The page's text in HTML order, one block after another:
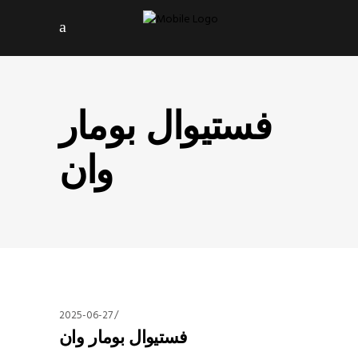
فستیوال بومار
وان
2025-06-27
فستیوال بومار وان